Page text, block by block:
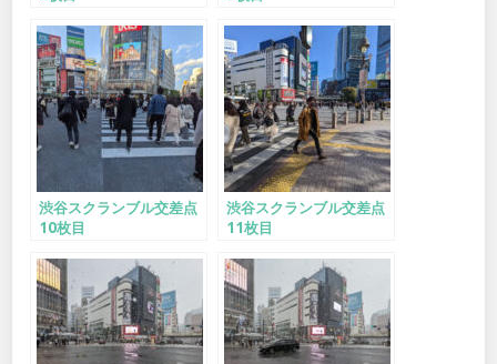
渋谷スクランブル交差点
10枚目
渋谷スクランブル交差点
11枚目